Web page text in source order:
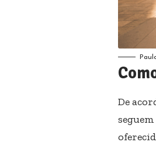
De